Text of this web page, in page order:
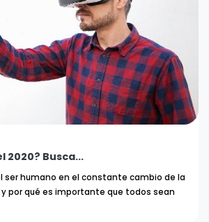
2020? Busca...
ser humano en el constante cambio de la
por qué es importante que todos sean